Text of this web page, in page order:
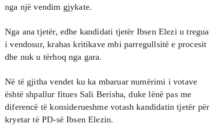
nga një vendim gjykate.
Nga ana tjetër, edhe kandidati tjetër Ibsen Elezi u tregua
i vendosur, krahas kritikave mbi parregullsitë e procesit
dhe nuk u tërhoq nga gara.
Në të gjitha vendet ku ka mbaruar numërimi i votave
është shpallur fitues Sali Berisha, duke lënë pas me
diferencë të konsiderueshme votash kandidatin tjetër për
kryetar të PD-së Ibsen Elezin.